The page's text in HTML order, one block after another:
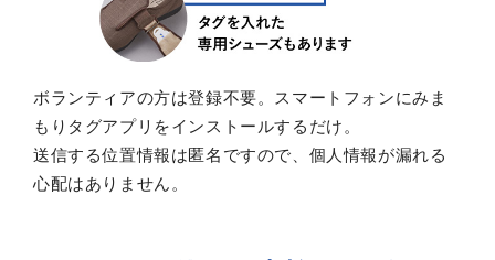
ボランティアの方は登録不要。スマートフォンにみま
もりタグアプリをインストールするだけ。
送信する位置情報は匿名ですので、個人情報が漏れる
心配はありません。